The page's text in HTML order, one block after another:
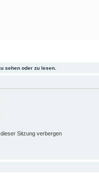
sehen oder zu lesen.
Sitzung verbergen